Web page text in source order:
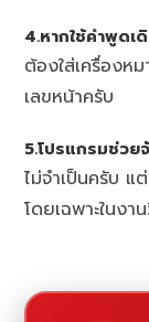
4.หากใช้คำพูดเ
ต้องใส่เครื่องห
เลขหน้าครับ
5.โปรแกรมช่วย
ไม่จำเป็นครับ แ
โดยเฉพาะในง